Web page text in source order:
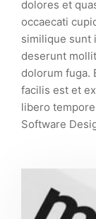
dolores et
occaecati
similique sunt
deserunt
dolorum fuga.
facilis est et
libero
Software